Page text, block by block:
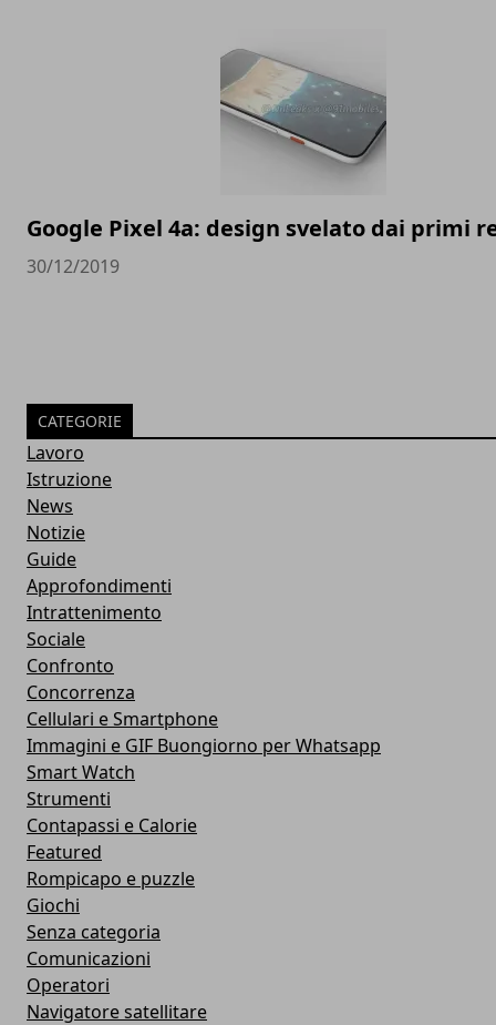
Google Pixel 4a: design svelato dai primi
30/12/2019
CATEGORIE
Lavoro
Istruzione
News
Notizie
Guide
Approfondimenti
Intrattenimento
Sociale
Confronto
Concorrenza
Cellulari e Smartphone
Immagini e GIF Buongiorno per Whatsapp
Smart Watch
Strumenti
Contapassi e Calorie
Featured
Rompicapo e puzzle
Giochi
Senza categoria
Comunicazioni
Operatori
Navigatore satellitare